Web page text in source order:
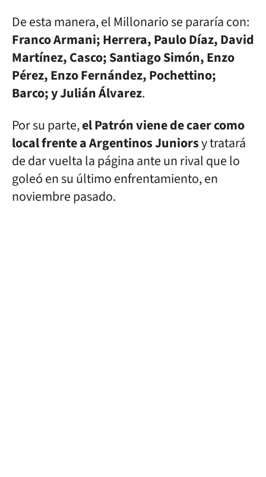
De esta manera, el Millonario se pararía con:
Franco Armani; Herrera, Paulo Díaz, David
Martínez, Casco; Santiago Simón, Enzo
Pérez, Enzo Fernández, Pochettino;
Barco; y Julián Álvarez.
Por su parte,el Patrón viene de caer como
local frente a Argentinos Juniorsy tratará
de dar vuelta la página ante un rival que lo
goleó en su último enfrentamiento, en
noviembre pasado.